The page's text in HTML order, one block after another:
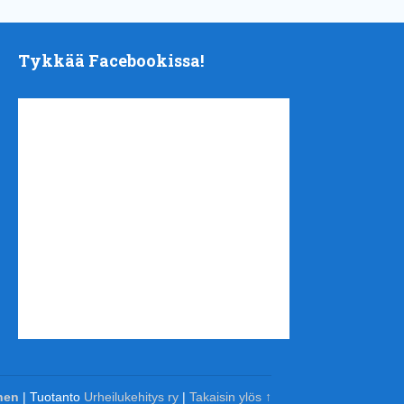
Tykkää Facebookissa!
| Tuotanto Urheilukehitys ry | Takaisin ylös ↑